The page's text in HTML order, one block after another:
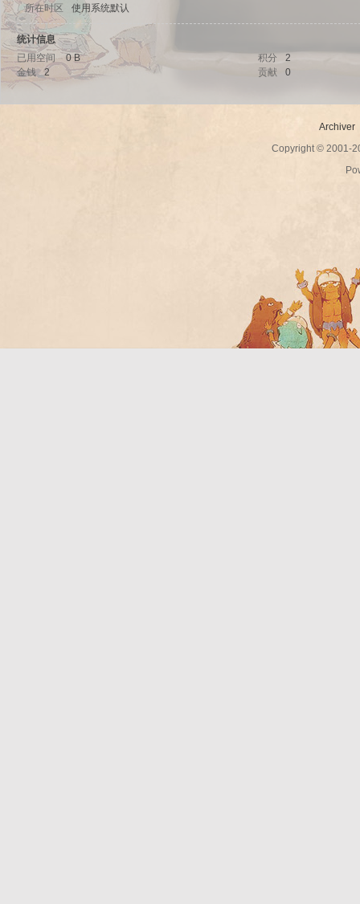
uz!
所在时区
使用系统默认
统计信息
已用空间
0 B 积分
2
金钱
2 贡献 0
Archiver
Copyright © 2001-